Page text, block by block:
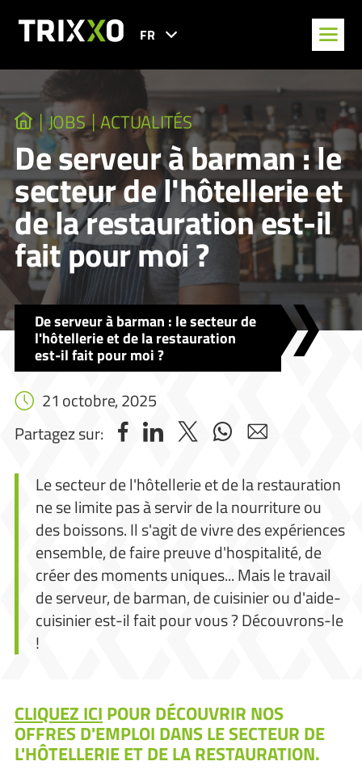
FR
JOBS ACTUALITÉS
De serveur à barman : le
secteur de l'hôtellerie et
de la restauration est-il
fait pour moi ?
De serveur à barman : le secteur de
l'hôtellerie et de la restauration
est-il fait pour moi ?
21 octobre, 2025
Partagez sur:
Le secteur de l'hôtellerie et de la restauration
ne se limite pas à servir de la nourriture ou
des boissons. Il s'agit de vivre des expériences
ensemble, de faire preuve d'hospitalité, de
créer des moments uniques... Mais le travail
de serveur, de barman, de cuisinier ou d'aide-
cuisinier est-il fait pour vous ? Découvrons-le
!
CLIQUEZ ICI POUR DÉCOUVRIR NOS
OFFRES D'EMPLOI DANS LE SECTEUR DE
L'HÔTELLERIE ET DE LA RESTAURATION.